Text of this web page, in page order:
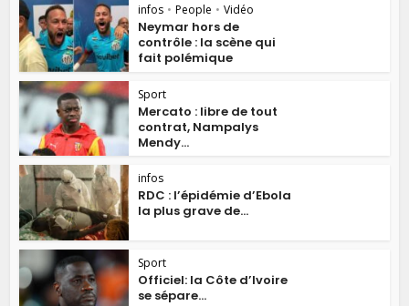
infos • People • Vidéo
Neymar hors de
contrôle : la scène qui
fait polémique
Sport
Mercato : libre de tout
contrat, Nampalys
Mendy...
infos
RDC : l’épidémie d’Ebola
la plus grave de...
Sport
Officiel: la Côte d’Ivoire
se sépare...